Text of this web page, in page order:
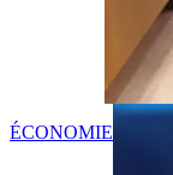
ÉCONOMIE